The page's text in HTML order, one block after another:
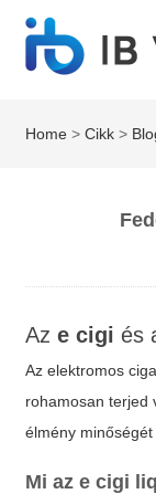
Home >Cikk >
Aze cigi és
Az elektromos
rohamosan terjed
élmény minőségét
Mi aze cigi